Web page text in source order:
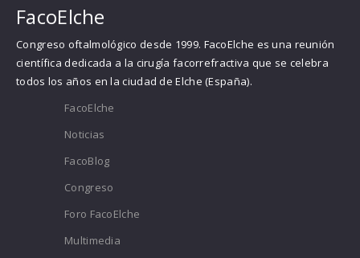
FacoElche
Congreso oftalmológico desde 1999. FacoElche es una reunión
científica dedicada a la cirugía facorrefractiva que se celebra
todos los años en la ciudad de Elche (España).
FacoElche
Noticias
FacoBlog
Congreso
Foro FacoElche
Multimedia